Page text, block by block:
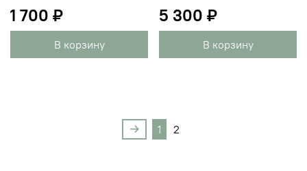
1 700 ₽
В корзину
5 300 ₽
В корзину
1 2